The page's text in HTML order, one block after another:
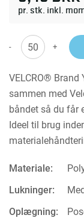
pr. stk. inkl.
- +
VELCRO® Brand
sammen med
båndet så du får
Ideel til brug
Materiale:
Lukninger:
Oplægning: